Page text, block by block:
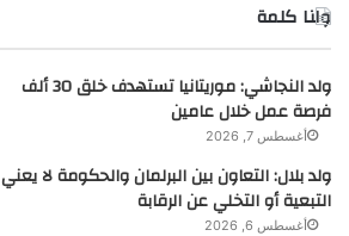
ولنا كلمة
ولد النجاشي: موريتانيا تستهدف خلق 30 ألف
فرصة عمل خلال عامين
أغسطس 7, 2026
ولد بلال: التعاون بين البرلمان والحكومة لا يعني
التبعية أو التخلي عن الرقابة
أغسطس 6, 2026